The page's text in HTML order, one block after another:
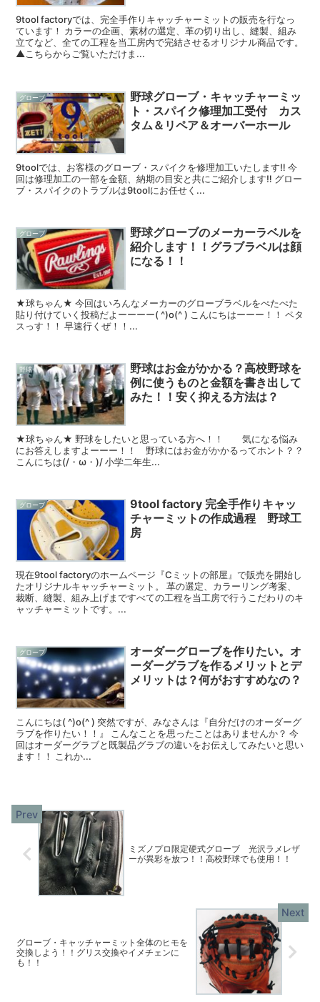
9tool factoryでは、完全手作りキャッチャーミットの販売を行なっ
ています！ カラーの企画、素材の選定、革の切り出し、縫製、組み
立てなど、全ての工程を当工房内で完結させるオリジナル商品です。
▲こちらからご覧いただけま...
グローブ
野球グローブ・キャッチャーミッ
ト・スパイク修理加工受付 カス
タム＆リペア＆オーバーホール
9toolでは、お客様のグローブ・スパイクを修理加工いたします‼︎ 今
回は修理加工の一部を金額、納期の目安と共にご紹介します‼︎ グロー
ブ・スパイクのトラブルは9toolにお任せく...
グローブ
野球グローブのメーカーラベルを
紹介します！！グラブラベルは顔
になる！！
★球ちゃん★ 今回はいろんなメーカーのグローブラベルをぺたぺた
貼り付けていく投稿だよーーーー( ^)o(^ ) こんにちはーーー！！ ペタ
スっす！！ 早速行くぜ！！...
野球
野球はお金がかかる？高校野球を
例に使うものと金額を書き出して
みた！！安く抑える方法は？
★球ちゃん★ 野球をしたいと思っている方へ！！ 気になる悩み
にお答えしますよーーー！！ 野球にはお金がかかるってホント？？
こんにちは(/・ω・)/ 小学二年生...
グローブ
9tool factory 完全手作りキャッ
チャーミットの作成過程 野球工
房
現在9tool factoryのホームページ『Cミットの部屋』で販売を開始し
たオリジナルキャッチャーミット。 革の選定、カラーリング考案、
裁断、縫製、組み上げまですべての工程を当工房で行うこだわりのキ
ャッチャーミットです。...
グローブ
オーダーグローブを作りたい。オ
ーダーグラブを作るメリットとデ
メリットは？何がおすすめなの？
こんにちは( ^)o(^ ) 突然ですが、みなさんは『自分だけのオーダーグ
ラブを作りたい！！』 こんなことを思ったことはありませんか？ 今
回はオーダーグラブと既製品グラブの違いをお伝えしてみたいと思い
ます！！ これか...
ミズノプロ限定硬式グローブ 光沢ラメレザ
ーが異彩を放つ！！高校野球でも使用！！
グローブ・キャッチャーミット全体のヒモを
交換しよう！！グリス交換やイメチェンに
も！！